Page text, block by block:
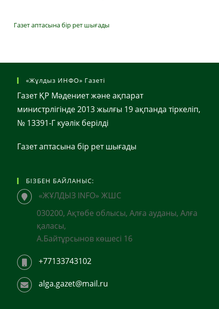
Газет аптасына бір рет шығады
«Жұлдыз ИНФО» Газеті
Газет ҚР Мәдениет және ақпарат
министрлігінде 2013 жылғы 19 ақпанда тіркеліп,
№ 13391-Г куәлік берілді
Газет аптасына бір рет шығады
БІЗБЕН БАЙЛАНЫС:
«ЖҰЛДЫЗ INFO» ЖШС
030200, Ақтөбе облысы, Алға ауданы, Алға
қаласы,
А.Байтұрсынов көшесі 16
+77133743102
alga.gazet@mail.ru